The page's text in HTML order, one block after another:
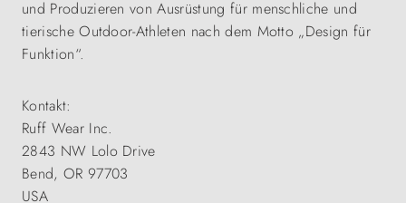
und Produzieren von Ausrüstung für menschliche und
tierische Outdoor-Athleten nach dem Motto „Design für
Funktion“.
Kontakt:
Ruff Wear Inc.
2843 NW Lolo Drive
Bend, OR 97703
USA